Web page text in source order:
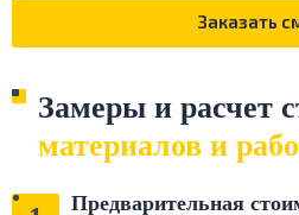
Заказать
Замеры и расчет
материалов и
Предварительная